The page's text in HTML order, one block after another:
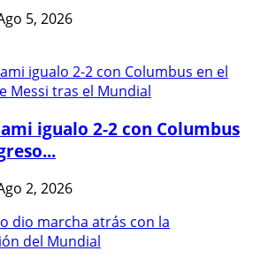
5, 2026
igualo 2-2 con Columbus
2, 2026